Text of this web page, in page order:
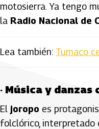
motosierra. Ya tengo
la Radio Nacional de
Lea también: Tumaco
· Música y danzas
El joropo es
folclórico, interpretado